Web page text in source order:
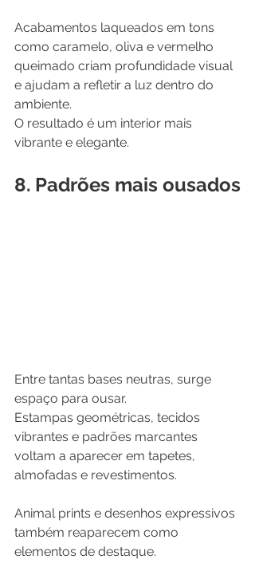
Acabamentos laqueados em tons
como caramelo, oliva e vermelho
queimado criam profundidade visual
e ajudam a refletir a luz dentro do
ambiente.
O resultado é um interior mais
vibrante e elegante.
8. Padrões mais ousados
Entre tantas bases neutras, surge
espaço para ousar.
Estampas geométricas, tecidos
vibrantes e padrões marcantes
voltam a aparecer em tapetes,
almofadas e revestimentos.
Animal prints e desenhos expressivos
também reaparecem como
elementos de destaque.